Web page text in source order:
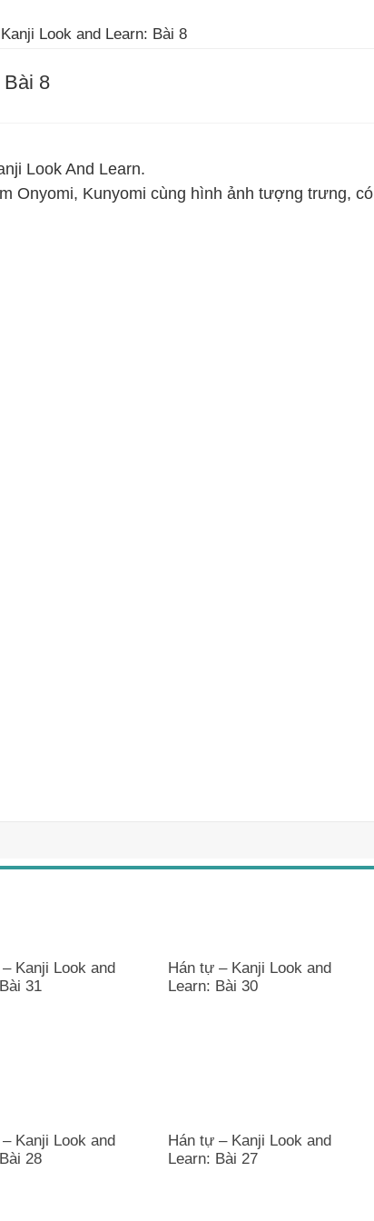
Look and Learn: Bài 8
8
Look And Learn.
Onyomi, Kunyomi cùng hình ảnh tượng trưng, có
Kanji Look and
31
Hán tự – Kanji Look and
Learn: Bài 30
Kanji Look and
28
Hán tự – Kanji Look and
Learn: Bài 27